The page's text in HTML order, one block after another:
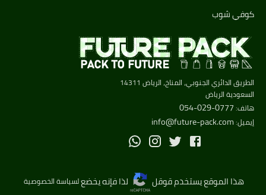
كوفي شوب
الطريق الدائري الجنوبي، المناخ، الرياض 14311
السعوديةالرياض
هاتف:
054-029-0777
إيميل:
info@future-pack.com
هذا الموقع يستخدم قوقل لذا فإنه يخضعلسياسة الخصوصية